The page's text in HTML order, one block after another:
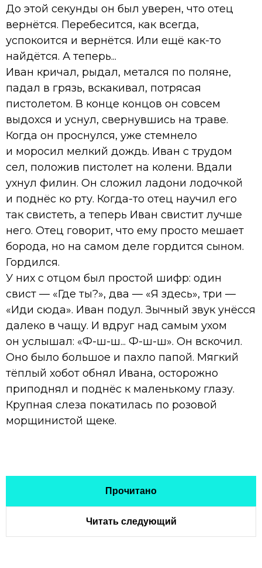
До этой секунды он был уверен, что отец
вернётся. Перебесится, как всегда,
успокоится и вернётся. Или ещё как-то
найдётся. А теперь...
Иван кричал, рыдал, метался по поляне,
падал в грязь, вскакивал, потрясая
пистолетом. В конце концов он совсем
выдохся и уснул, свернувшись на траве.
Когда он проснулся, уже стемнело
и моросил мелкий дождь. Иван с трудом
сел, положив пистолет на колени. Вдали
ухнул филин. Он сложил ладони лодочкой
и поднёс ко рту. Когда-то отец научил его
так свистеть, а теперь Иван свистит лучше
него. Отец говорит, что ему просто мешает
борода, но на самом деле гордится сыном.
Гордился.
У них с отцом был простой шифр: один
свист — «Где ты?», два — «Я здесь», три —
«Иди сюда». Иван подул. Зычный звук унёсся
далеко в чащу. И вдруг над самым ухом
он услышал: «Ф-ш-ш... Ф-ш-ш». Он вскочил.
Оно было большое и пахло папой. Мягкий
тёплый хобот обнял Ивана, осторожно
приподнял и поднёс к маленькому глазу.
Крупная слеза покатилась по розовой
морщинистой щеке.
Прочитано
Читать следующий